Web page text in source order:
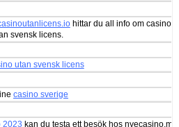
hittar du all info om casinon
svensk licens.
utan svensk licens
casino sverige
2023 kan du testa ett besök hos nyecasino.me